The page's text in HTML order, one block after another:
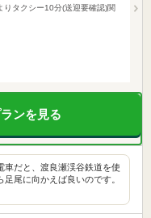
りタクシー10分(送迎要確認)関
ンを見る
車だと、渡良瀬渓谷鉄道を使
尾に向かえば良いのです。